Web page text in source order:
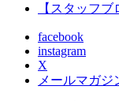
【スタッフ
facebook
instagram
X
メールマガジ